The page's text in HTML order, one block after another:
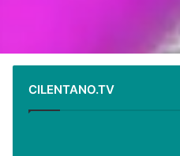
CILENTANO.TV